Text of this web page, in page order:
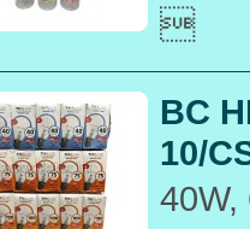

BC
10/
40W,